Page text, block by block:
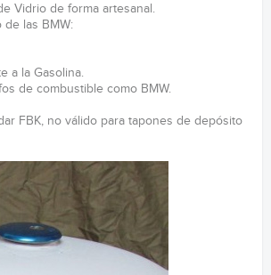
Vidrio de forma artesanal.
de las BMW:
a la Gasolina.
de combustible como BMW.
FBK, no válido para tapones de depósito